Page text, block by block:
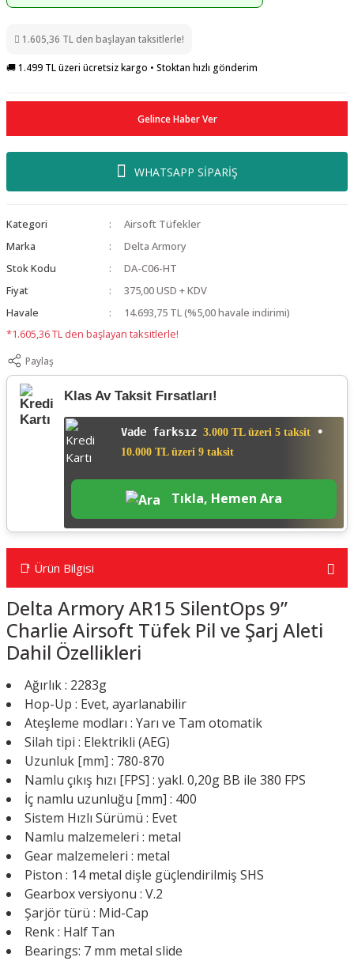
1.605,36 TL den başlayan taksitlerle!
🚚 1.499 TL üzeri ücretsiz kargo • Stoktan hızlı gönderim
Gelince Haber Ver
WHATSAPP SİPARİŞ
Kategori
Airsoft Tüfekler
Marka
Delta Armory
Stok Kodu
DA-C06-HT
Fiyat
375,00 USD + KDV
Havale
14.693,75 TL (%5,00 havale indirimi)
*1.605,36 TL den başlayan taksitlerle!
Paylaş
Klas Av Taksit Fırsatları!
Vade farksız 3.000 TL üzeri 5 taksit •
10.000 TL üzeri 9 taksit
Tıkla, Hemen Ara
📑 Ürün Bilgisi
Delta Armory AR15 SilentOps 9”
Charlie Airsoft Tüfek Pil ve Şarj Aleti
Dahil Özellikleri
Ağırlık : 2283g
Hop-Up : Evet, ayarlanabilir
Ateşleme modları : Yarı ve Tam otomatik
Silah tipi : Elektrikli (AEG)
Uzunluk [mm] : 780-870
Namlu çıkış hızı [FPS] : yakl. 0,20g BB ile 380 FPS
İç namlu uzunluğu [mm] : 400
Sistem Hızlı Sürümü : Evet
Namlu malzemeleri : metal
Gear malzemeleri : metal
Piston : 14 metal dişle güçlendirilmiş SHS
Gearbox versiyonu : V.2
Şarjör türü : Mid-Cap
Renk : Half Tan
Bearings: 7 mm metal slide